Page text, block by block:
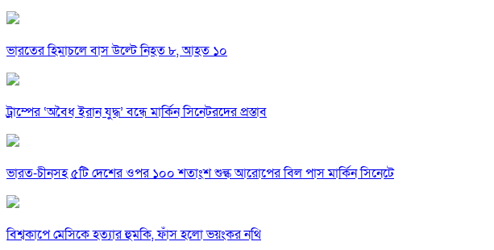
ভারতের হিমাচলে বাস উল্টে নিহত ৮, আহত ১০
ট্রাম্পের ‘অবৈধ ইরান যুদ্ধ’ বন্ধে মার্কিন সিনেটরদের প্রস্তাব
ভারত-চীনসহ ৫টি দেশের ওপর ১০০ শতাংশ শুল্ক আরোপের বিল পাস মার্কিন সিনেটে
বিশ্বকাপে মেসিকে হত্যার হুমকি, ফাঁস হলো ভয়ংকর নথি